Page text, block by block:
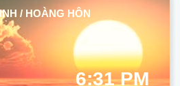
/ HOÀNG HÔN
6:31 PM